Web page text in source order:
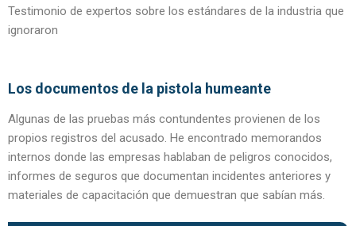
Testimonio de expertos sobre los estándares de la industria que
ignoraron
Los documentos de la pistola humeante
Algunas de las pruebas más contundentes provienen de los
propios registros del acusado. He encontrado memorandos
internos donde las empresas hablaban de peligros conocidos,
informes de seguros que documentan incidentes anteriores y
materiales de capacitación que demuestran que sabían más.